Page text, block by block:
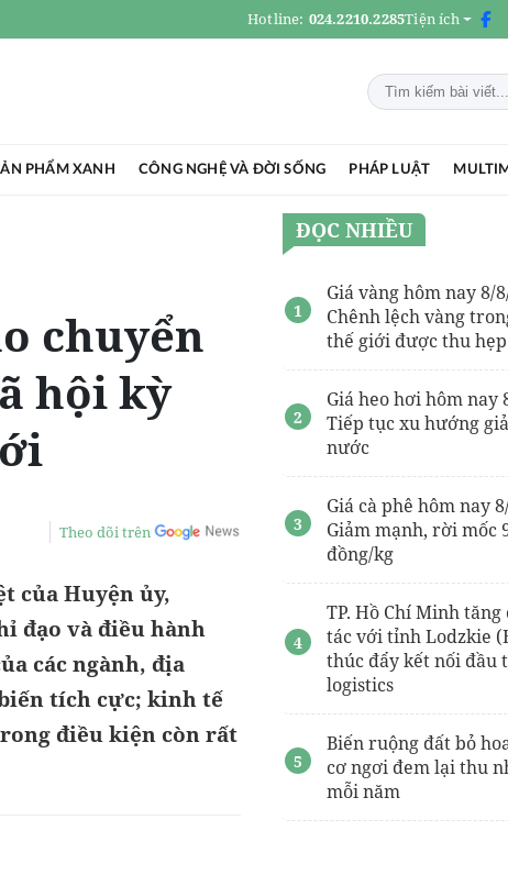
Hotline: 024.2210.2285Tiện ích
PHẨM XANH CÔNG NGHỆ VÀ ĐỜI SỐNG PHÁP LUẬT
chuyển
hội kỳ
Theo dõi trên
của Huyện ủy,
đạo và điều hành
các ngành, địa
tích cực; kinh tế
điều kiện còn rất
ĐỌC NHIỀU
Giá vàng hôm nay 8/
Chênh lệch vàng
thế giới được thu hẹp
Giá heo hơi hôm nay
Tiếp tục xu hướng
nước
Giá cà phê hôm nay
Giảm mạnh, rời mốc
đồng/kg
TP. Hồ Chí Minh
tác với tỉnh Lodzkie
thúc đẩy kết nối đầu
logistics
Biến ruộng đất bỏ
cơ ngơi đem lại thu
mỗi năm